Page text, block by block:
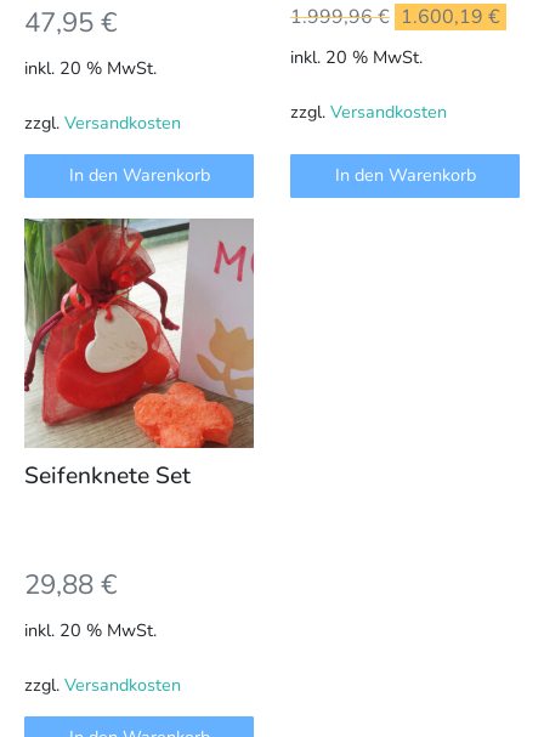
47,95€
inkl. 20 % MwSt.
zzgl. Versandkosten
In den Warenkorb
1.999,96€ Ursprünglicher
Preis
1.999,96 €
1.600,19 €
inkl. 20 % MwSt.
zzgl. Versandkosten
In den Warenkorb
Seifenknete Set
29,88€
inkl. 20 % MwSt.
zzgl. Versandkosten